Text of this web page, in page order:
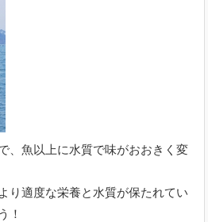
、魚以上に水質で味がおおきく変
り適度な栄養と水質が保たれてい
！